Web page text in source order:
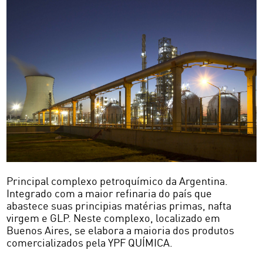
SELECIONE UM PRODUTO PARA
INFORMAÇÕES ADICIONAIS
SELECIONE UM
PRODUTO
PARA INFORMAÇÕES
ADICIONAIS
SELECIONE UM
PRODUTO
PARA INFORMAÇÕES
ADICIONAIS
FICHA DE SEGURANÇA
PRODUTO
PARA INFORMAÇÕES
ADICIONAIS
POLYBUT 30 POLYBUT 5E
POLISOL
PEX AP
Principal complexo petroquímico da Argentina.
Integrado com a maior refinaria do país que
abastece suas principias matérias primas, nafta
virgem e GLP. Neste complexo, localizado em
Buenos Aires, se elabora a maioria dos produtos
comercializados pela YPF QUÍMICA.